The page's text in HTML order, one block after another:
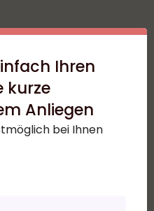
Ihren
kurze
Anliegen
bei Ihnen